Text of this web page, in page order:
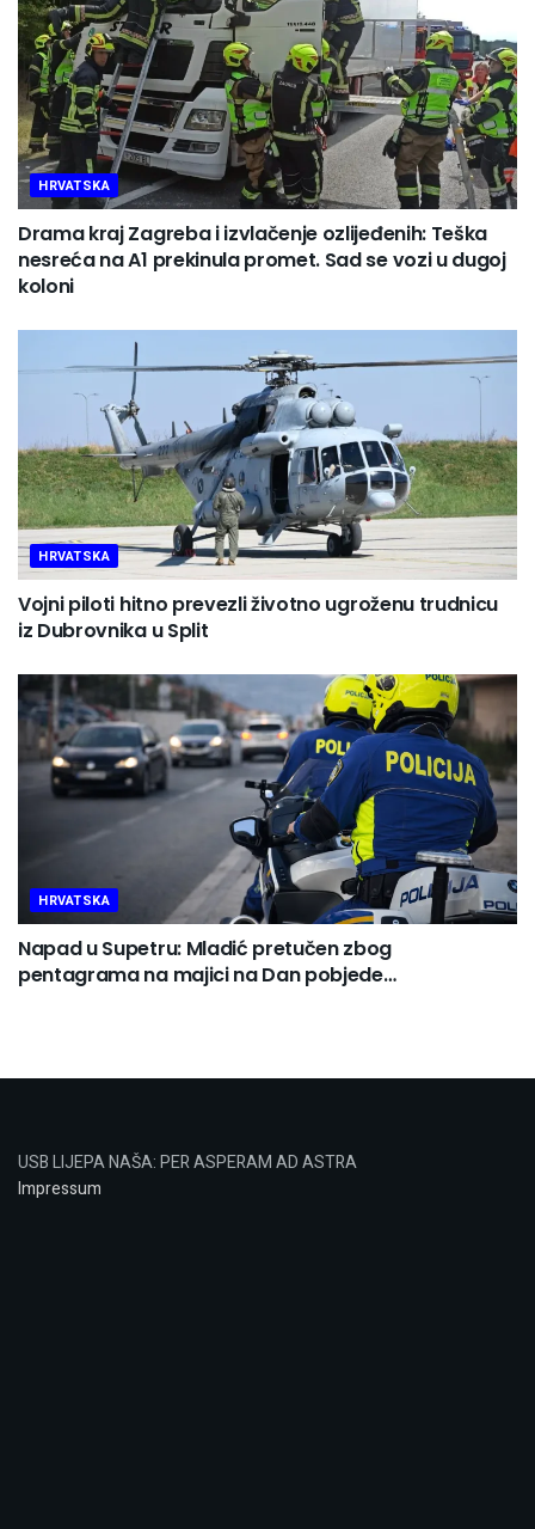
HRVATSKA
Drama kraj Zagreba i izvlačenje ozlijeđenih: Teška
nesreća na A1 prekinula promet. Sad se vozi u dugoj
koloni
HRVATSKA
Vojni piloti hitno prevezli životno ugroženu trudnicu
iz Dubrovnika u Split
HRVATSKA
Napad u Supetru: Mladić pretučen zbog
pentagrama na majici na Dan pobjede…
USB LIJEPA NAŠA: PER ASPERAM AD ASTRA
Impressum